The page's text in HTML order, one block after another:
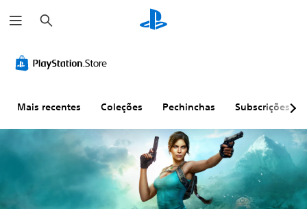
e
s
i
s
Mais recentes Coleções Pechinchas Subscrições